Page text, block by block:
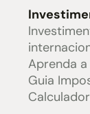
Aprenda
Guia